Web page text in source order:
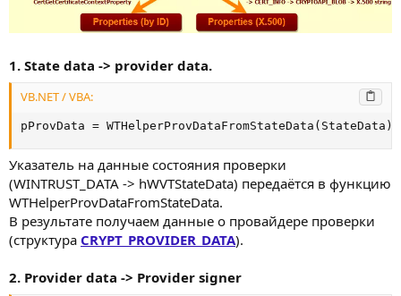
1. State data -> provider data.
VB.NET / VBA:
pProvData = WTHelperProvDataFromStateData(StateData)
Указатель на данные состояния проверки
(WINTRUST_DATA -> hWVTStateData) передаётся в функцию
WTHelperProvDataFromStateData.
В результате получаем данные о провайдере проверки
(структура CRYPT_PROVIDER_DATA).
2. Provider data -> Provider signer